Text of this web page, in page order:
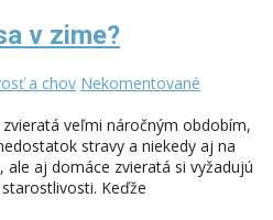
v zime?
a chov Nekomentované
veľmi náročným obdobím,
stravy a niekedy aj na
ale aj domáce zvieratá si vyžadujú
Keďže